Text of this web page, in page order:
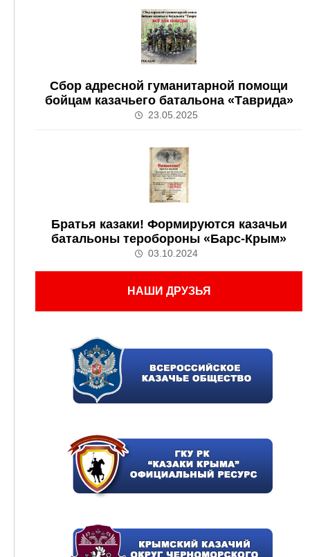
Сбор адресной гуманитарной помощи
бойцам казачьего батальона «Таврида»
23.05.2025
Братья казаки! Формируются казачьи
батальоны теробороны «Барс-Крым»
03.10.2024
НАШИ ДРУЗЬЯ